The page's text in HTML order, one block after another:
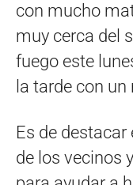
con mucho
muy cerca del
fuego este
la tarde con un
Es de
de los vecinos